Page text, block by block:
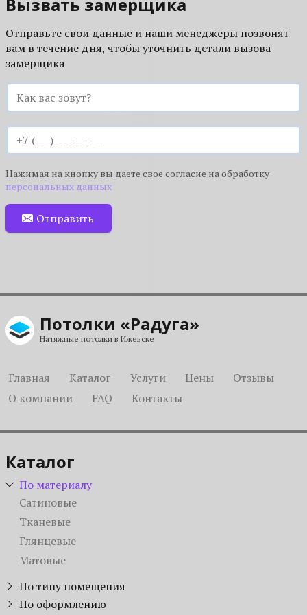
Отправьте свои данные и наши менеджеры позвонят
вам в течение дня, чтобы уточнить детали вызова
замерщика
Нажимая на кнопку вы даете свое согласие на обработку
персональных данных
Отправить
Потолки «Радуга»
Натяжные потолки в Ижевске
Главная Каталог Услуги Цены
Отзывы
О компании
FAQ Контакты
Каталог
По материалу
Сатиновые
Тканевые
Глянцевые
Матовые
По типу помещения
Для коттеджа
По оформлению